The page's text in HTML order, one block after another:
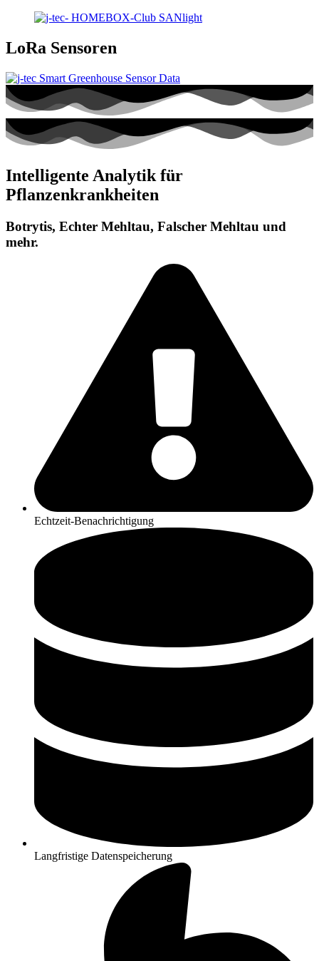
LoRa Sensoren
Intelligente Analytik für
Pflanzenkrankheiten
Botrytis, Echter Mehltau, Falscher Mehltau und
mehr.
Echtzeit-Benachrichtigung
Langfristige Datenspeicherung